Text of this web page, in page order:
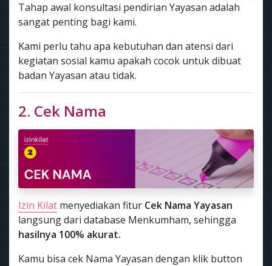
Tahap awal konsultasi pendirian Yayasan adalah
sangat penting bagi kami.
Kami perlu tahu apa kebutuhan dan atensi dari
kegiatan sosial kamu apakah cocok untuk dibuat
badan Yayasan atau tidak.
2. Cek Nama
Izin Kilat menyediakan fitur Cek Nama Yayasan
langsung dari database Menkumham, sehingga
hasilnya 100% akurat.
Kamu bisa cek Nama Yayasan dengan klik button